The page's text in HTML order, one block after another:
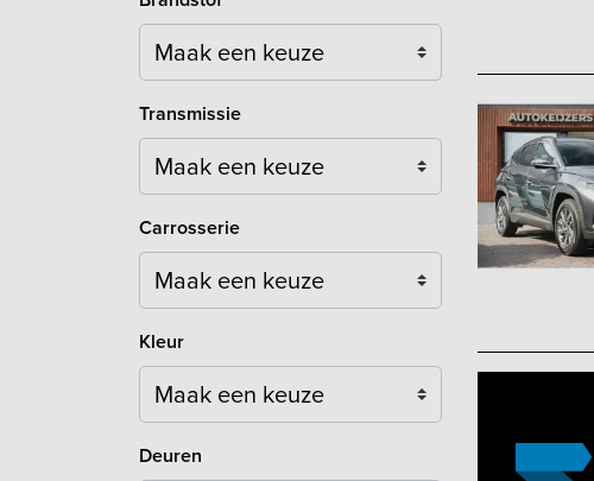
Maak een keuze
Transmissie
Carrosserie
Maak een keuze
Kleur
Maak een keuze
Deuren